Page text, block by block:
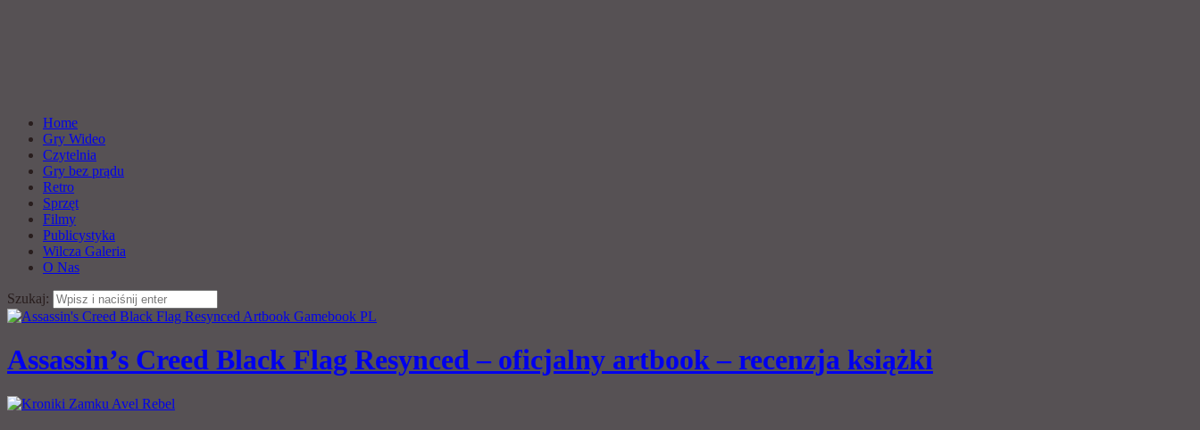
Home
Gry Wideo
Czytelnia
Gry bez prądu
Retro
Sprzęt
Filmy
Publicystyka
Wilcza Galeria
O Nas
Szukaj:
Assassin’s Creed Black Flag Resynced – oficjalny artbook – recenzja książki